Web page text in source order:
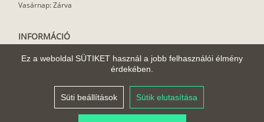
Ez a weboldal SÜTIKET használ a jobb felhasználói élmény
érdekében.
Süti beállítások Sütik elutasítása
Vasárnap: Zárva
INFORMÁCIÓ
Felhasználási javaslat